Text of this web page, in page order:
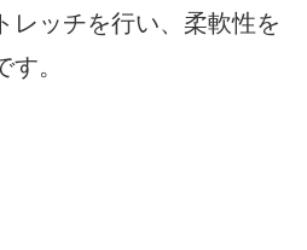
レッチを行い、柔軟性を
。